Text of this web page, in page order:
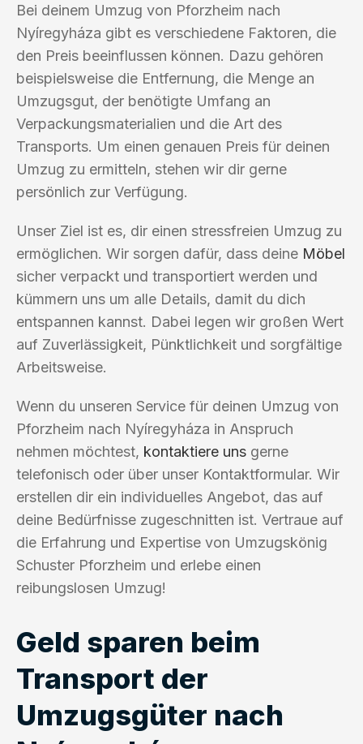
Bei deinem Umzug von Pforzheim nach
Nyíregyháza gibt es verschiedene Faktoren, die
den Preis beeinflussen können. Dazu gehören
beispielsweise die Entfernung, die Menge an
Umzugsgut, der benötigte Umfang an
Verpackungsmaterialien und die Art des
Transports. Um einen genauen Preis für deinen
Umzug zu ermitteln, stehen wir dir gerne
persönlich zur Verfügung.
Unser Ziel ist es, dir einen stressfreien Umzug zu
ermöglichen. Wir sorgen dafür, dass deine Möbel
sicher verpackt und transportiert werden und
kümmern uns um alle Details, damit du dich
entspannen kannst. Dabei legen wir großen Wert
auf Zuverlässigkeit, Pünktlichkeit und sorgfältige
Arbeitsweise.
Wenn du unseren Service für deinen Umzug von
Pforzheim nach Nyíregyháza in Anspruch
nehmen möchtest, kontaktiere uns gerne
telefonisch oder über unser Kontaktformular. Wir
erstellen dir ein individuelles Angebot, das auf
deine Bedürfnisse zugeschnitten ist. Vertraue auf
die Erfahrung und Expertise von Umzugskönig
Schuster Pforzheim und erlebe einen
reibungslosen Umzug!
Geld sparen beim
Transport der
Umzugsgüter nach